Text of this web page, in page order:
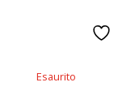
Esaurito